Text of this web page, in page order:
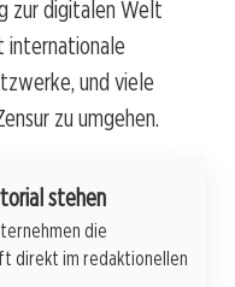
zur digitalen Welt
internationale
und viele
zu umgehen.
stehen
die
direkt im redaktionellen